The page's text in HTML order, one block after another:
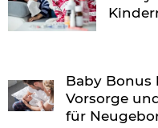
Baby
Vorsorge
für